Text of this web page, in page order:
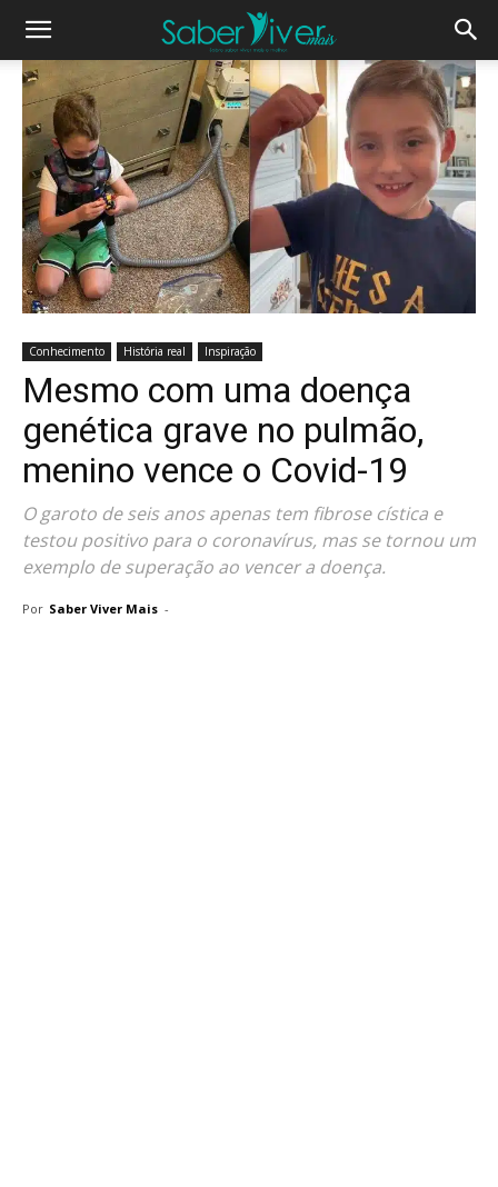
Conhecimento História real Inspiração
Mesmo com uma doença
genética grave no pulmão,
menino vence o Covid-19
O garoto de seis anos apenas tem fibrose cística e
testou positivo para o coronavírus, mas se tornou um
exemplo de superação ao vencer a doença.
Por Saber Viver Mais -